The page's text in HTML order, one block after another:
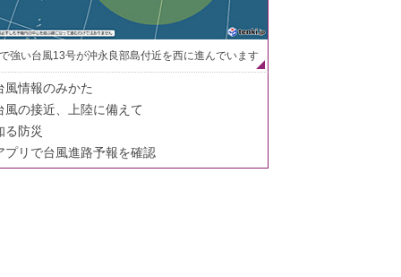
強い台風13号が沖永良部島付近を西に進んでいます
風情報のみかた
風の接近、上陸に備えて
る防災
プリで台風進路予報を確認